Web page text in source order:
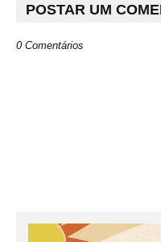
POSTAR UM
0 Comentários